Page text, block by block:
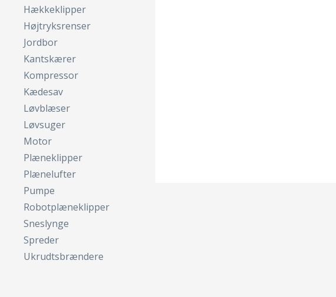
Hækkeklipper
Højtryksrenser
Jordbor
Kantskærer
Kompressor
Kædesav
Løvblæser
Løvsuger
Motor
Plæneklipper
Plænelufter
Pumpe
Robotplæneklipper
Sneslynge
Spreder
Ukrudtsbrændere